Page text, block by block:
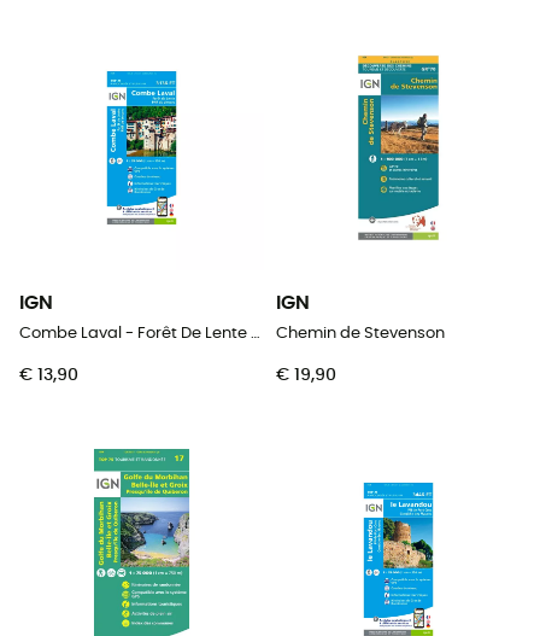
IGN
€ 13,90
IGN
Chemin de Stevenson
€ 19,90